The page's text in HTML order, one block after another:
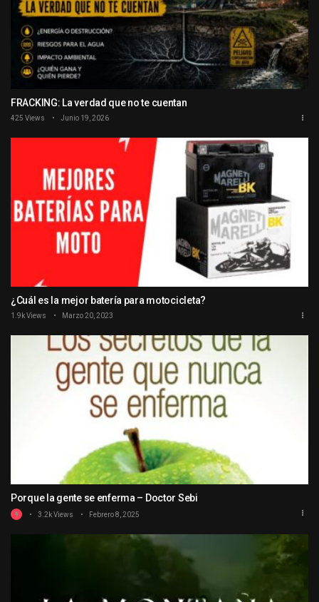
FRACKING: La verdad que no te cuentan
425 Views Junio 19, 2026
¿Cuál es la mejor batería para motocicleta?
1.9k Views Marzo 20, 2023
Porque la gente se enferma – Doctor Sebi
3.2k Views Febrero 8, 2025